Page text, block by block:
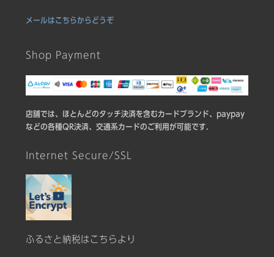
メールはこちらからどうぞ
Shop Payment
店舗では、ほとんどのタッチ決済を含むカードブランド、paypay
などの各種QR決済、交通系カードのご利用が可能です.
Internet Secure/SSL
ふるさと納税はこちらより